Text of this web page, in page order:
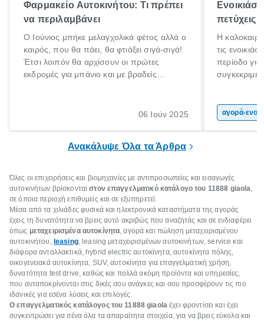
Φαρμακείο Αυτοκινήτου: Τι πρέπει
να περιλαμβάνει
Ο Ιούνιος μπήκε μελαγχολικά φέτος αλλά ο
καιρός, που θα πάει, θα φτιάξει σιγά-σιγά!
Έτσι λοιπόν θα αρχίσουν οι πρώτες
εκδρομές για μπάνιο και με βραδείς
06 Ιούν 2025
Η
τις
περίοδο
πολιτών,
επιλέξουν
Ανακάλυψε Όλα τα Άρθρα
Όλες οι επιχειρήσεις και βιομηχανίες με αντιπροσωπείες και εισαγωγές
αυτοκινήτων βρίσκονταιστον επαγγελματικό κατάλογο του 11888 giaola,
σε όποια περιοχή επιθυμείς και σε εξυπηρετεί.
Μέσα από τα χιλιάδες φυσικά και ηλεκτρονικά καταστήματα της αγοράς
έχεις τη δυνατότητα να βρεις αυτό ακριβώς που αναζητάς και σε ενδιαφέρει
όπως μεταχειρισμένα αυτοκίνητα, αγορά και πώληση μεταχειρισμένου
αυτοκινήτου, leasing, leasing μεταχειρισμένων αυτοκινήτων, service και
διάφορα ανταλλακτικά, hybrid electric αυτοκίνητα, αυτοκίνητα πόλης,
οικογενειακά αυτοκίνητα, SUV, αυτοκίνητα για επαγγελματική χρήση,
δυνατότητα test drive, καθώς και πολλά ακόμη προϊόντα και υπηρεσίες,
που ανταποκρίνονται στις δικές σου ανάγκες και σου προσφέρουν τις πιο
ιδανικές για εσένα λύσεις και επιλογές.
Ο επαγγελματικός κατάλογος του 11888giaola έχει φροντίσει και έχει
συγκεντρώσει για σένα όλα τα απαραίτητα στοιχεία, για να βρεις εύκολα και